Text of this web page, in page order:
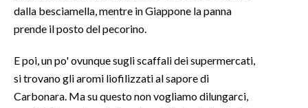
dalla besciamella, mentre in Giappone la panna
prende il posto del pecorino.
E poi, un po' ovunque sugli scaffali dei supermercati,
si trovano gli aromi liofilizzati al sapore di
Carbonara. Ma su questo non vogliamo dilungarci,